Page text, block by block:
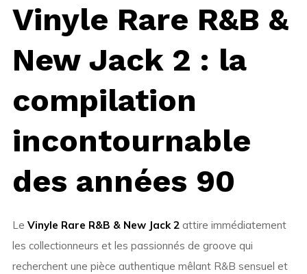
Vinyle Rare R&B &
New Jack 2 : la
compilation
incontournable
des années 90
Le Vinyle Rare R&B & New Jack 2attire immédiatement
les collectionneurs et les passionnés de groove qui
recherchent une pièce authentique mêlant R&B sensuel et